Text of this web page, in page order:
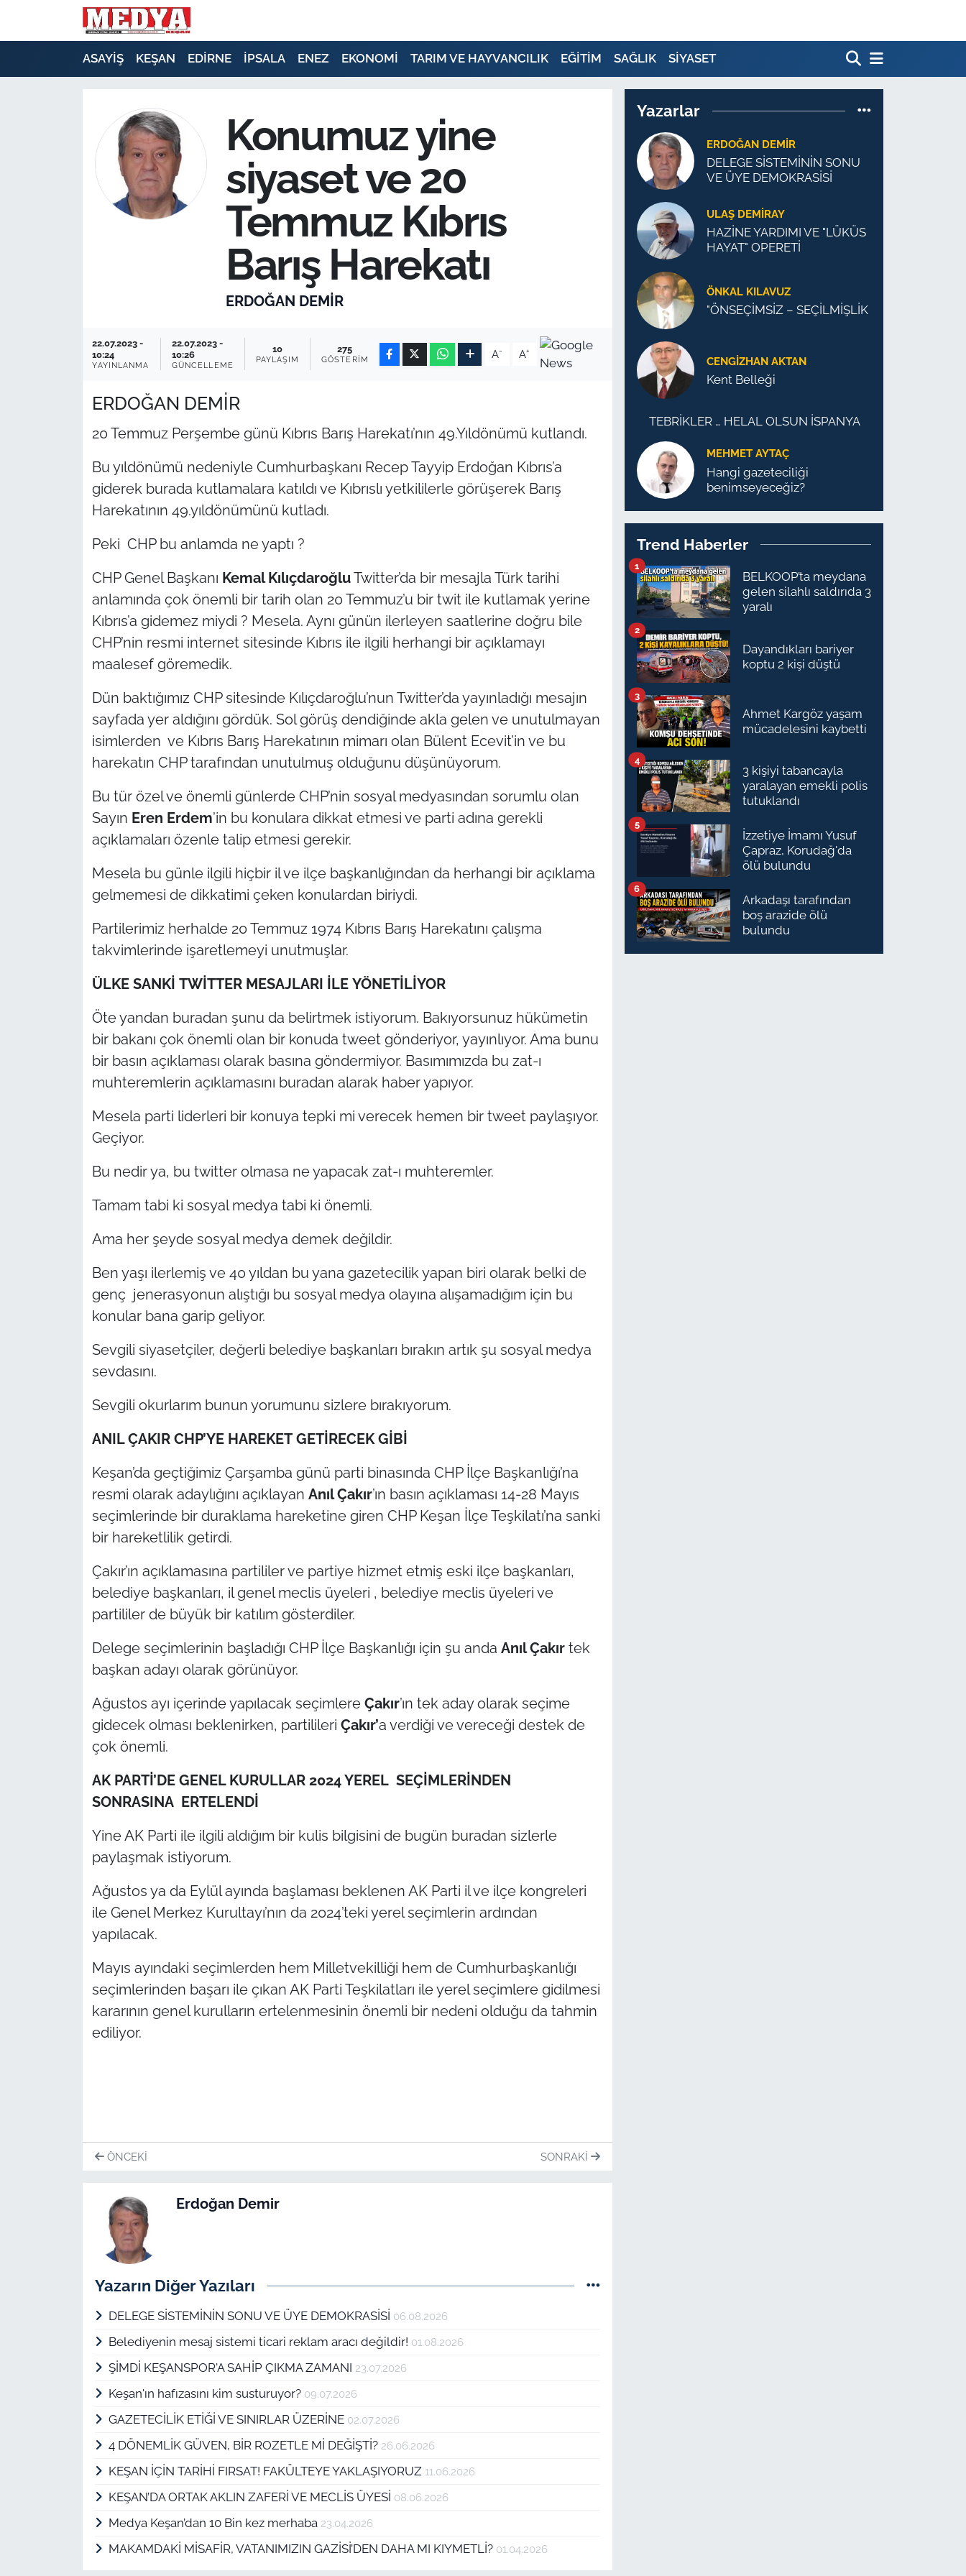
ASAYİŞ KEŞAN EDİRNE İPSALA ENEZ EKONOMİ TARIM VE HAYVANCILIK EĞİTİM SAĞLIK SİYASET
Konumuz yine
siyaset ve 20
Temmuz Kıbrıs
Barış Harekatı
ERDOĞAN DEMIR
22.07.2023 -
10:24
YAYINLANMA
22.07.2023 -
10:26
GÜNCELLEME
10
PAYLAŞIM
275
GÖSTERIM A- A+
ERDOĞAN DEMİR
20 Temmuz Perşembe günü Kıbrıs Barış Harekatı’nın 49.Yıldönümü kutlandı.
Bu yıldönümü nedeniyle Cumhurbaşkanı Recep Tayyip Erdoğan Kıbrıs’a
giderek burada kutlamalara katıldı ve Kıbrıslı yetkililerle görüşerek Barış
Harekatının 49.yıldönümünü kutladı.
Peki CHP bu anlamda ne yaptı ?
CHP Genel Başkanı Kemal KılıçdaroğluTwitter’da bir mesajla Türk tarihi
anlamında çok önemli bir tarih olan 20 Temmuz’u bir twit ile kutlamak yerine
Kıbrıs’a gidemez miydi ? Mesela. Aynı günün ilerleyen saatlerine doğru bile
CHP’nin resmi internet sitesinde Kıbrıs ile ilgili herhangi bir açıklamayı
maalesef göremedik.
Dün baktığımız CHP sitesinde Kılıçdaroğlu’nun Twitter’da yayınladığı mesajın
sayfada yer aldığını gördük. Sol görüş dendiğinde akla gelen ve unutulmayan
isimlerden ve Kıbrıs Barış Harekatının mimarı olan Bülent Ecevit’in ve bu
harekatın CHP tarafından unutulmuş olduğunu düşünüyorum.
Bu tür özel ve önemli günlerde CHP’nin sosyal medyasından sorumlu olan
Sayın Eren Erdem’in bu konulara dikkat etmesi ve parti adına gerekli
açıklamaları özenle talip etmesi gerekir.
Mesela bu günle ilgili hiçbir il ve ilçe başkanlığından da herhangi bir açıklama
gelmemesi de dikkatimi çeken konulardan biriydi.
Partilerimiz herhalde 20 Temmuz 1974 Kıbrıs Barış Harekatını çalışma
takvimlerinde işaretlemeyi unutmuşlar.
ÜLKE SANKİ TWİTTER MESAJLARI İLE YÖNETİLİYOR
Öte yandan buradan şunu da belirtmek istiyorum. Bakıyorsunuz hükümetin
bir bakanı çok önemli olan bir konuda tweet gönderiyor, yayınlıyor. Ama bunu
bir basın açıklaması olarak basına göndermiyor. Basımımızda bu zat-ı
muhteremlerin açıklamasını buradan alarak haber yapıyor.
Mesela parti liderleri bir konuya tepki mi verecek hemen bir tweet paylaşıyor.
Geçiyor.
Bu nedir ya, bu twitter olmasa ne yapacak zat-ı muhteremler.
Tamam tabi ki sosyal medya tabi ki önemli.
Ama her şeyde sosyal medya demek değildir.
Ben yaşı ilerlemiş ve 40 yıldan bu yana gazetecilik yapan biri olarak belki de
genç jenerasyonun alıştığı bu sosyal medya olayına alışamadığım için bu
konular bana garip geliyor.
Sevgili siyasetçiler, değerli belediye başkanları bırakın artık şu sosyal medya
sevdasını.
Sevgili okurlarım bunun yorumunu sizlere bırakıyorum.
ANIL ÇAKIR CHP’YE HAREKET GETİRECEK GİBİ
Keşan’da geçtiğimiz Çarşamba günü parti binasında CHP İlçe Başkanlığı’na
resmi olarak adaylığını açıklayan Anıl Çakır’ın basın açıklaması 14-28 Mayıs
seçimlerinde bir duraklama hareketine giren CHP Keşan İlçe Teşkilatı’na sanki
bir hareketlilik getirdi.
Çakır’ın açıklamasına partililer ve partiye hizmet etmiş eski ilçe başkanları,
belediye başkanları, il genel meclis üyeleri , belediye meclis üyeleri ve
partililer de büyük bir katılım gösterdiler.
Delege seçimlerinin başladığı CHP İlçe Başkanlığı için şu anda Anıl Çakırtek
başkan adayı olarak görünüyor.
Ağustos ayı içerinde yapılacak seçimlere Çakır’ın tek aday olarak seçime
gidecek olması beklenirken, partilileri Çakır’a verdiği ve vereceği destek de
çok önemli.
AK PARTİ’DE GENEL KURULLAR 2024 YEREL SEÇİMLERİNDEN
SONRASINA ERTELENDİ
Yine AK Parti ile ilgili aldığım bir kulis bilgisini de bugün buradan sizlerle
paylaşmak istiyorum.
Ağustos ya da Eylül ayında başlaması beklenen AK Parti il ve ilçe kongreleri
ile Genel Merkez Kurultayı’nın da 2024’teki yerel seçimlerin ardından
yapılacak.
Mayıs ayındaki seçimlerden hem Milletvekilliği hem de Cumhurbaşkanlığı
seçimlerinden başarı ile çıkan AK Parti Teşkilatları ile yerel seçimlere gidilmesi
kararının genel kurulların ertelenmesinin önemli bir nedeni olduğu da tahmin
ediliyor.
ÖNCEKI SONRAKI
Erdoğan Demir
Yazarın Diğer Yazıları
DELEGE SİSTEMİNİN SONU VE ÜYE DEMOKRASİSİ 06.08.2026
Belediyenin mesaj sistemi ticari reklam aracı değildir! 01.08.2026
ŞİMDİ KEŞANSPOR'A SAHİP ÇIKMA ZAMANI 23.07.2026
Keşan'ın hafızasını kim susturuyor? 09.07.2026
GAZETECİLİK ETİĞİ VE SINIRLAR ÜZERİNE 02.07.2026
4 DÖNEMLİK GÜVEN, BİR ROZETLE Mİ DEĞİŞTİ? 26.06.2026
KEŞAN İÇİN TARİHİ FIRSAT! FAKÜLTEYE YAKLAŞIYORUZ 11.06.2026
KEŞAN’DA ORTAK AKLIN ZAFERİ VE MECLİS ÜYESİ 08.06.2026
Medya Keşan’dan 10 Bin kez merhaba 23.04.2026
MAKAMDAKİ MİSAFİR, VATANIMIZIN GAZİSİ’DEN DAHA MI KIYMETLİ? 01.04.2026
Yazarlar
ERDOĞAN DEMIR
DELEGE SİSTEMİNİN SONU
VE ÜYE DEMOKRASİSİ
ULAŞ DEMİRAY
HAZİNE YARDIMI VE "LÜKÜS
HAYAT" OPERETİ
ÖNKAL KILAVUZ
"ÖNSEÇİMSİZ – SEÇİLMİŞLİK
CENGİZHAN AKTAN
Kent Belleği
TEBRİKLER … HELAL OLSUN İSPANYA
MEHMET AYTAÇ
Hangi gazeteciliği
benimseyeceğiz?
Trend Haberler
BELKOOP’ta meydana
gelen silahlı saldırıda 3
yaralı
1
Dayandıkları bariyer
koptu 2 kişi düştü
2
Ahmet Kargöz yaşam
mücadelesini kaybetti
3
3 kişiyi tabancayla
yaralayan emekli polis
tutuklandı
4
İzzetiye İmamı Yusuf
Çapraz, Korudağ'da
ölü bulundu
5
Arkadaşı tarafından
boş arazide ölü
bulundu
6
TARIM VE HAYVANCILIK
KIRKLARELİ
ÇANAKKALE
Dış Haberler
Bilim Teknoloji
English News
Canlı Maç